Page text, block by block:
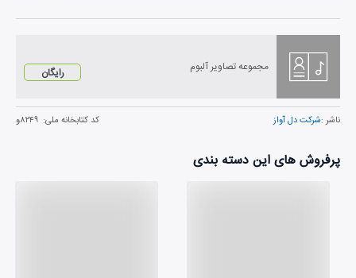
مجموعه تصاویر آلبوم رایگان
ناشر :شرکت دل آواز کد کتابخانه ملی: ۸۲۴۹و
پرفروش های این دسته بندی